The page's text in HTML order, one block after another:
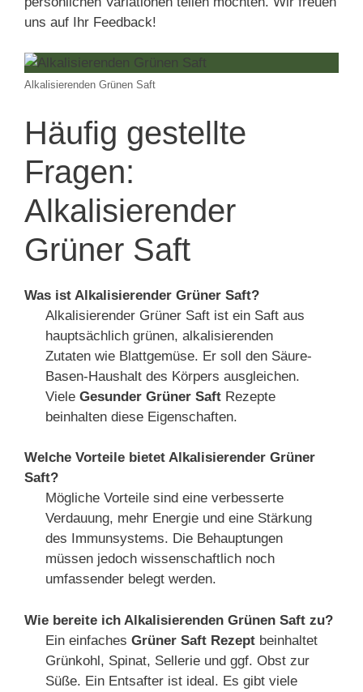
uns auf Ihr Feedback!
Alkalisierenden Grünen Saft
Häufig gestellte
Fragen:
Alkalisierender
Grüner Saft
Was ist Alkalisierender Grüner Saft?
Alkalisierender Grüner Saft ist ein Saft aus
hauptsächlich grünen, alkalisierenden
Zutaten wie Blattgemüse. Er soll den Säure-
Basen-Haushalt des Körpers ausgleichen.
Viele Gesunder Grüner SaftRezepte
beinhalten diese Eigenschaften.
Welche Vorteile bietet Alkalisierender Grüner
Saft?
Mögliche Vorteile sind eine verbesserte
Verdauung, mehr Energie und eine Stärkung
des Immunsystems. Die Behauptungen
müssen jedoch wissenschaftlich noch
umfassender belegt werden.
Wie bereite ich Alkalisierenden Grünen Saft zu?
Ein einfaches Grüner Saft Rezeptbeinhaltet
Grünkohl, Spinat, Sellerie und ggf. Obst zur
Süße. Ein Entsafter ist ideal. Es gibt viele